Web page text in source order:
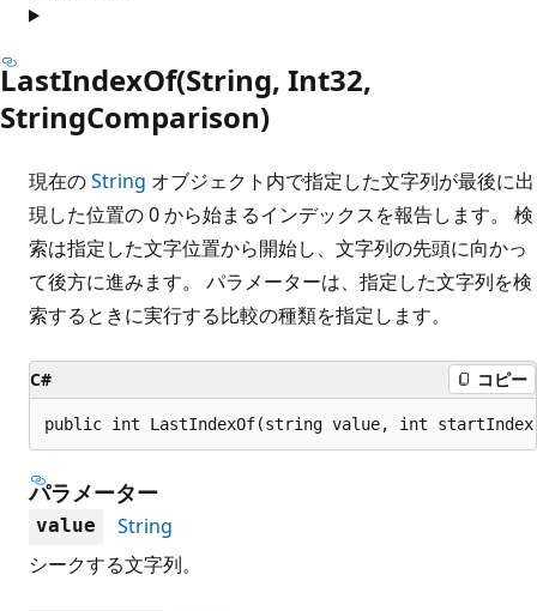
LastIndexOf(String, Int32,
StringComparison)
現在のString オブジェクト内で指定した文字列が最後に出
現した位置の 0 から始まるインデックスを報告します。 検
索は指定した文字位置から開始し、文字列の先頭に向かっ
て後方に進みます。 パラメーターは、指定した文字列を検
索するときに実行する比較の種類を指定します。
C# コピー
public int LastIndexOf(string value, int startIndex,
パラメーター
value
String
シークする文字列。